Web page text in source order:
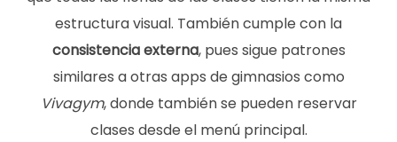
estructura visual. También cumple con la
consistencia externa, pues sigue patrones
similares a otras apps de gimnasios como
Vivagym, donde también se pueden reservar
clases desde el menú principal.